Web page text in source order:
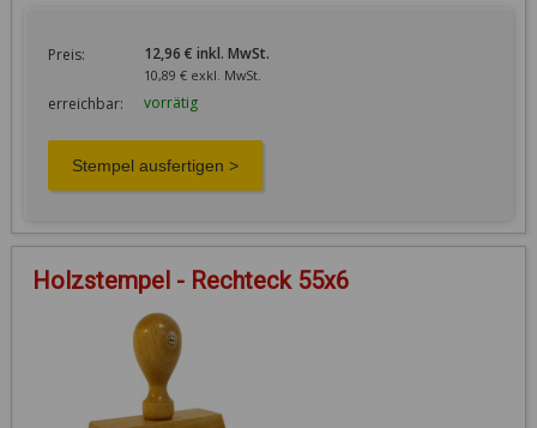
Preis: 12,96 € inkl. MwSt.
10,89 € exkl. MwSt.
erreichbar: vorrätig
Holzstempel - Rechteck 55x6